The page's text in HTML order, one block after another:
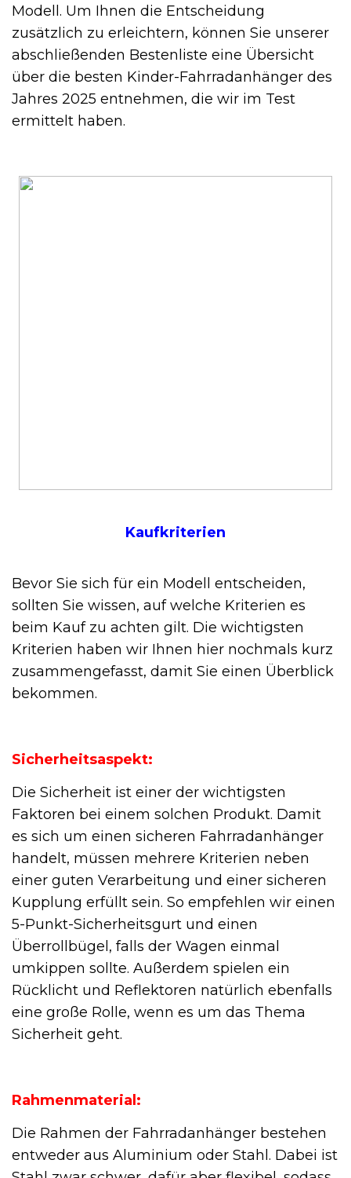
Modell. Um Ihnen die Entscheidung
zusätzlich zu erleichtern, können Sie unserer
abschließenden Bestenliste eine Übersicht
über die besten Kinder-Fahrradanhänger des
Jahres 2025 entnehmen, die wir im Test
ermittelt haben.
Kaufkriterien
Bevor Sie sich für ein Modell entscheiden,
sollten Sie wissen, auf welche Kriterien es
beim Kauf zu achten gilt. Die wichtigsten
Kriterien haben wir Ihnen hier nochmals kurz
zusammengefasst, damit Sie einen Überblick
bekommen.
Sicherheitsaspekt:
Die Sicherheit ist einer der wichtigsten
Faktoren bei einem solchen Produkt. Damit
es sich um einen sicheren Fahrradanhänger
handelt, müssen mehrere Kriterien neben
einer guten Verarbeitung und einer sicheren
Kupplung erfüllt sein. So empfehlen wir einen
5-Punkt-Sicherheitsgurt und einen
Überrollbügel, falls der Wagen einmal
umkippen sollte. Außerdem spielen ein
Rücklicht und Reflektoren natürlich ebenfalls
eine große Rolle, wenn es um das Thema
Sicherheit geht.
Rahmenmaterial:
Die Rahmen der Fahrradanhänger bestehen
entweder aus Aluminium oder Stahl. Dabei ist